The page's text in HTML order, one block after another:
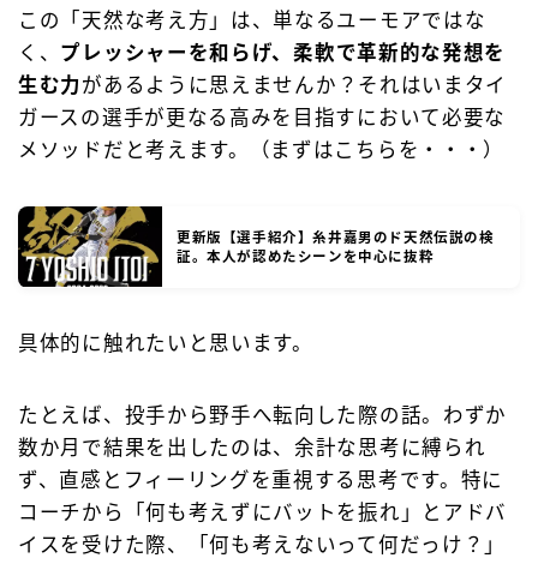
この「天然な考え方」は、単なるユーモアではな
く、 プレッシャーを和らげ、柔軟で革新的な発想を
生む力があるように思えませんか？それはいまタイ
ガースの選手が更なる高みを目指すにおいて必要な
メソッドだと考えます。（まずはこちらを・・・）
更新版【選手紹介】糸井嘉男のド天然伝説の検
証。本人が認めたシーンを中心に抜粋
具体的に触れたいと思います。
たとえば、投手から野手へ転向した際の話。わずか
数か月で結果を出したのは、余計な思考に縛られ
ず、直感とフィーリングを重視する思考です。特に
コーチから「何も考えずにバットを振れ」とアドバ
イスを受けた際、「何も考えないって何だっけ？」